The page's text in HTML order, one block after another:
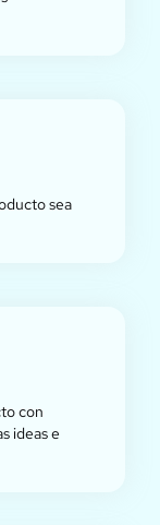
sea
con
ideas e